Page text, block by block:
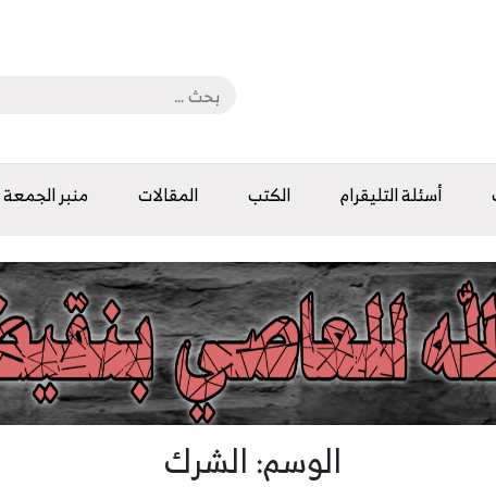
أسئلة التليقرام الكتب المقالات منبر الجمعة
الوسم: الشرك